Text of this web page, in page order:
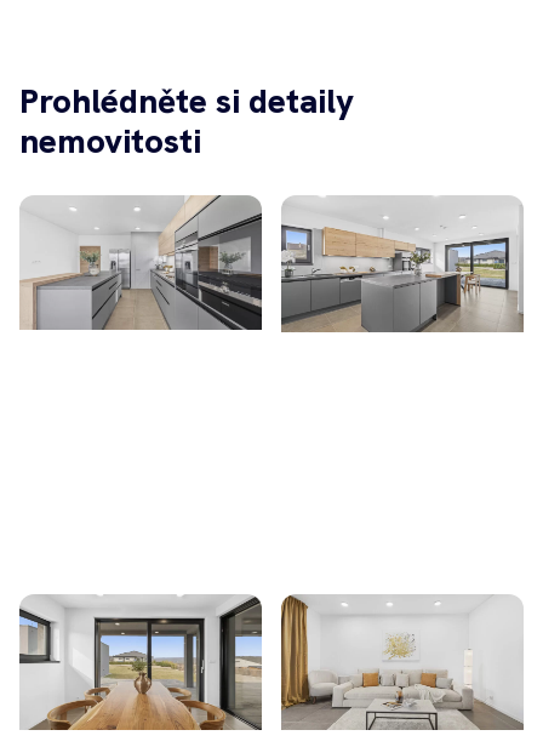
Prohlédněte si detaily
nemovitosti